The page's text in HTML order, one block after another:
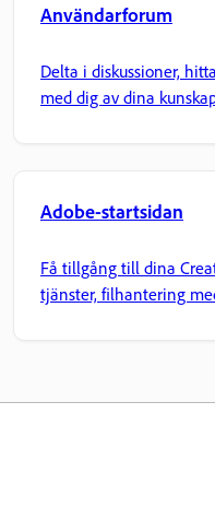
Användarforum
Delta i diskussioner,
med dig av dina
Adobe-startsidan
Få tillgång till dina
tjänster, filhantering